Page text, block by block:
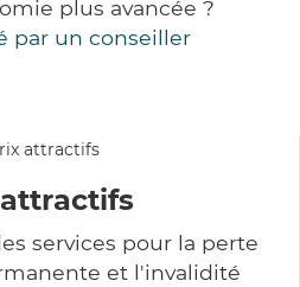
plus avancée ?
par un conseiller
services pour la perte
et l'invalidité